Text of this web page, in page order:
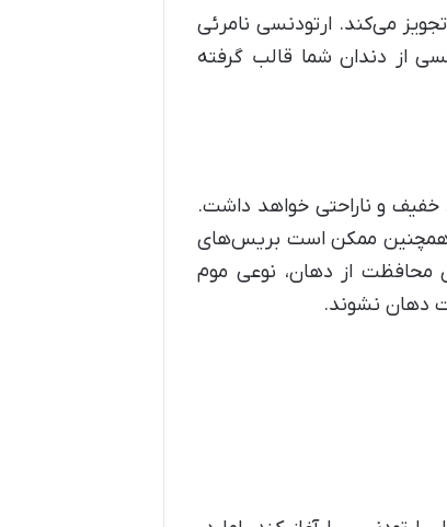
می‌کند. ارتودنسی نامرئی
از دندان شما قالب گرفته
خفیف و ناراحتی خواهد داشت.
همچنین ممکن است بریس‌های
از دهان، نوعی موم
دهان نشوند.